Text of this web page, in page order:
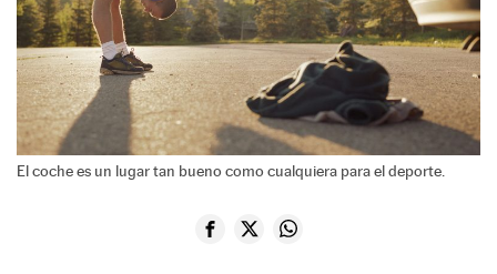
El coche es un lugar tan bueno como cualquiera para el deporte.